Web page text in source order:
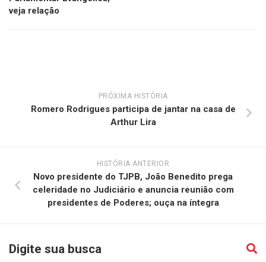
veja relação
PRÓXIMA HISTÓRIA
Romero Rodrigues participa de jantar na casa de
Arthur Lira
HISTÓRIA ANTERIOR
Novo presidente do TJPB, João Benedito prega
celeridade no Judiciário e anuncia reunião com
presidentes de Poderes; ouça na íntegra
Digite sua busca